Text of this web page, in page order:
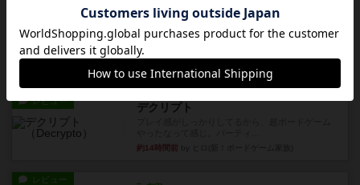
ニューオールド
ボードゲームを1,000個以上持っているユーザー視
点で良かった点と悪か...
約13時間前 by オグランド（Oguland）
レビュー デクリプト
約14時間前
レビュー